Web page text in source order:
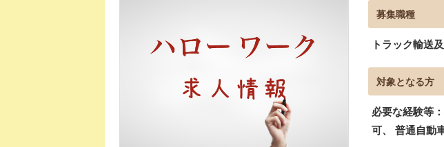
募集職種
トラック輸送
対象となる方
必要な経験等
可、 普通自動